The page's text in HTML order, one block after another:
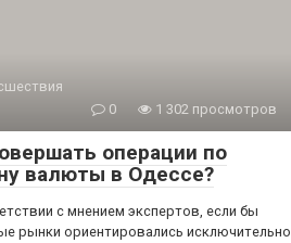
0
1 302 просмотров
операции по
валюты в Одессе?
с мнением экспертов, если бы
рынки ориентировались исключительно